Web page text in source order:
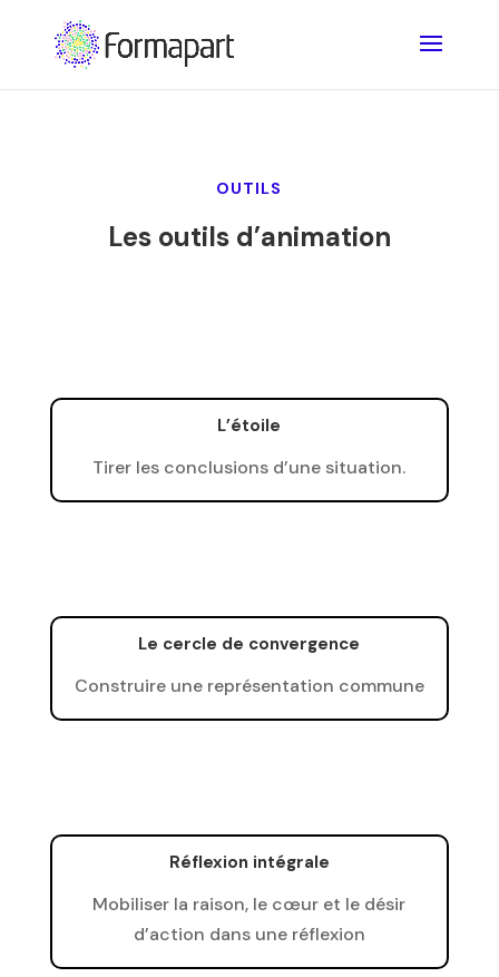
OUTILS
Les outils d’animation
L’étoile
Tirer les conclusions d’une situation.
Le cercle de convergence
Construire une représentation commune
Réflexion intégrale
Mobiliser la raison, le cœur et le désir
d’action dans une réflexion